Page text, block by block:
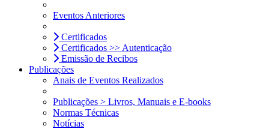
Eventos Anteriores
Certificados
Certificados >> Autenticação
Emissão de Recibos
Publicações
Anais de Eventos Realizados
Publicações > Livros, Manuais e E-books
Normas Técnicas
Notícias